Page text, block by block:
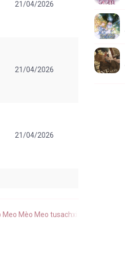
21/04/2026
21/04/2026
21/04/2026
Mèo Meo tusachxinhxinh